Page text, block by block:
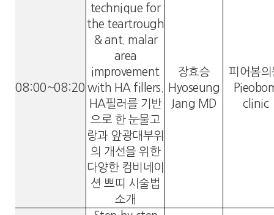
08:00~08:20
technique for
the teartrough
& ant. malar
area
improvement
with HA fillers.
HA필러를 기반
으로 한 눈물고
랑과 앞광대부위
의 개선을 위한
다양한 컴비네이
션 쁘띠 시술법
소개
장효승
Hyoseung
Jang MD
피어봄의
clinic